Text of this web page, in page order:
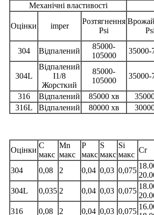
Механічні властивості
Оцінки imper
Розтягнення
Psi
Psi
304
Відпалений
85000-
105000
35000-
304L
Відпалений
I1/8
Жорсткий
85000-
105000
35000-
316 Відпалений 85000 хв
316L
Відпалений 80000 хв
Оцінки
C
макс
Mn
макс
P
макс
S
макс
Si
макс
Cr
304 0,08 2 0,04 0,03 0,075
304L 0,035 2 0,04 0,03 0,075
316 0,08 2 0,04 0,03 0,075